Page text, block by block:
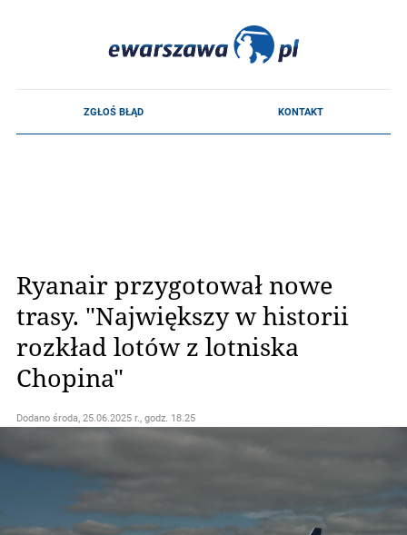
Ryanair przygotował nowe
trasy. "Największy w historii
rozkład lotów z lotniska
Chopina"
Dodano środa, 25.06.2025 r., godz. 18.25